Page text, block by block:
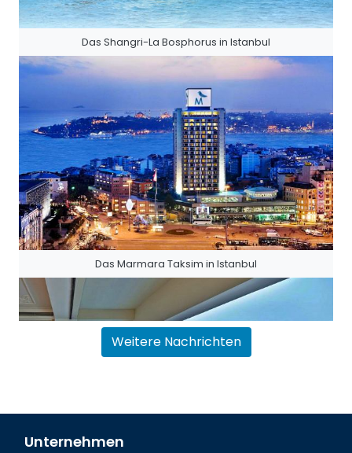
Das Shangri-La Bosphorus in Istanbul
Das Marmara Taksim in Istanbul
Weitere Nachrichten
Unternehmen